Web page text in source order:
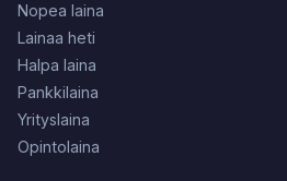
Nopea laina
Lainaa heti
Halpa laina
Pankkilaina
Yrityslaina
Opintolaina